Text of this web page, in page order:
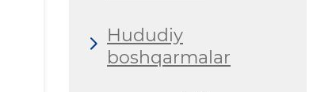
Hududiy
boshqarmalar